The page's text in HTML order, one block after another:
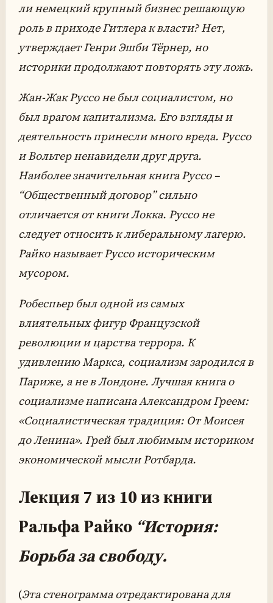
ли немецкий крупный бизнес решающую
роль в приходе Гитлера к власти? Нет,
утверждает Генри Эшби Тёрнер, но
историки продолжают повторять эту ложь.
Жан-Жак Руссо не был социалистом, но
был врагом капитализма. Его взгляды и
деятельность принесли много вреда. Руссо
и Вольтер ненавидели друг друга.
Наиболее значительная книга Руссо –
“Общественный договор” сильно
отличается от книги Локка. Руссо не
следует относить к либеральному лагерю.
Райко называет Руссоисторическим
мусором.
Робеспьер был одной из самых
влиятельных фигур Французской
революции и царства террора. К
удивлению Маркса, социализм зародился в
Париже, а не в Лондоне. Лучшая книга о
социализме написана Александром Греем:
«Социалистическая традиция: От Моисея
до Ленина». Грей был любимым историком
экономической мысли Ротбарда.
Лекция 7 из 10 из книги
Ральфа Райко “История:
Борьба за свободу.
(Эта стенограмма отредактирована для